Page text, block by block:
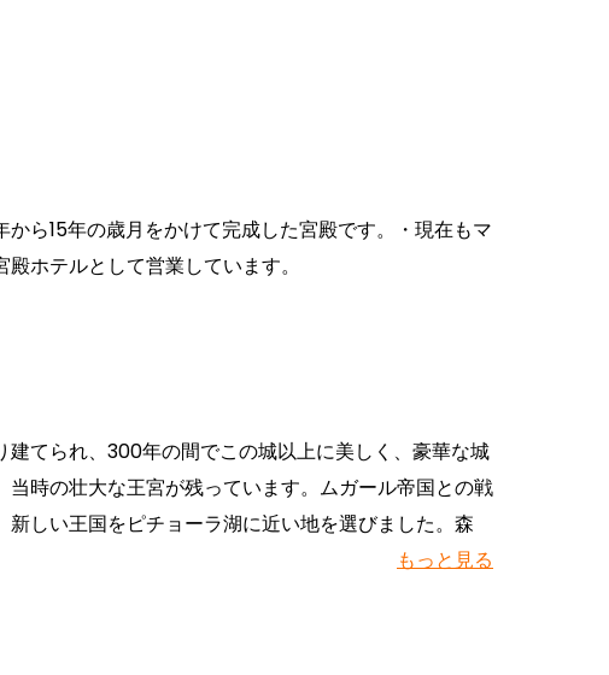
ら15年の歳月をかけて完成した宮殿です。・現在もマ
ホテルとして営業しています。
てられ、300年の間でこの城以上に美しく、豪華な城
時の壮大な王宮が残っています。ムガール帝国との戦
しい王国をピチョーラ湖に近い地を選びました。森
もっと見る